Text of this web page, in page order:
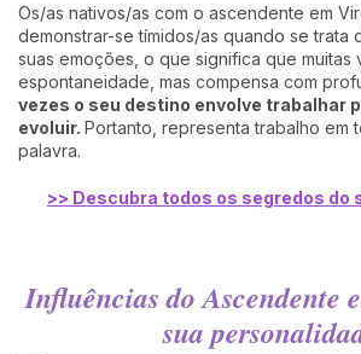
Os/as nativos/as com o ascendente em
demonstrar-se tímidos/as quando se trata
suas emoções, o que significa que muitas
espontaneidade, mas compensa com
vezes o seu destino envolve trabalhar
evoluir. Portanto, representa trabalho em
palavra.
>> Descubra todos os segredos do
Influências do Ascendente
sua